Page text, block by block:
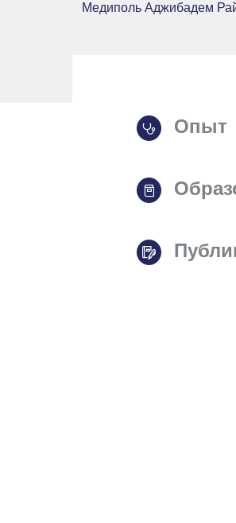
Медиполь Аджибадем
Опыт